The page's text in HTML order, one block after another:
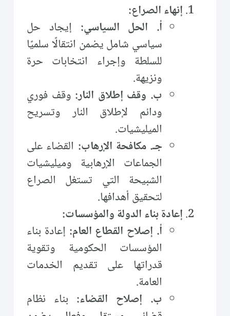
إنهاء الصراع:
أ. الحل السياسي: إيجاد حل
سياسي شامل يضمن انتقالًا سلميًا
للسلطة وإجراء انتخابات حرة
ونزيهة.
ب. وقف إطلاق النار: وقف فوري
ودائم لإطلاق النار وتسريح
الميليشيات.
جـ. مكافحة الإرهاب: القضاء على
الجماعات الإرهابية وميليشيات
الشبيحة التي تستغل الصراع
لتحقيق أهدافها.
إعادة بناء الدولة والمؤسسات:
أ. إصلاح القطاع العام: إعادة بناء
المؤسسات الحكومية وتقوية
قدراتها على تقديم الخدمات
العامة.
ب. إصلاح القضاء: بناء نظام